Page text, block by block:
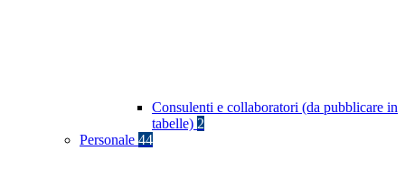
Consulenti e collaboratori (da pubblicare in
tabelle) 2
Personale 44